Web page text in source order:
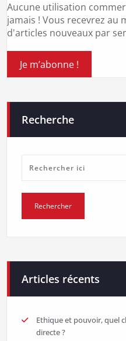
Aucune utilisation
jamais ! Vous recevrez au
d'articles nouveaux par
Recherche
Articles récents
Ethique et pouvoir, quel
directe ?